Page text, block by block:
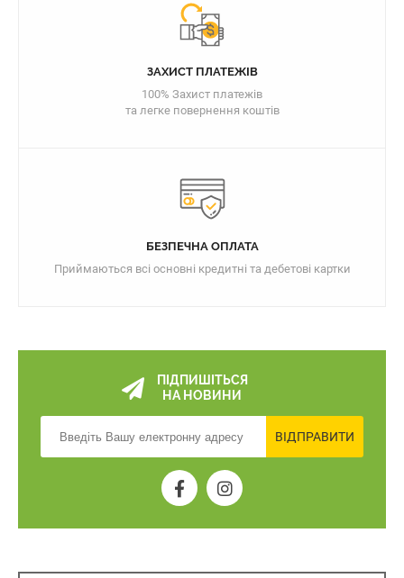
ЗАХИСТ ПЛАТЕЖІВ
100% Захист платежів
та легке повернення коштів
БЕЗПЕЧНА ОПЛАТА
Приймаються всі основні кредитні та дебетові картки
ПІДПИШІТЬСЯ
НА НОВИНИ
ВІДПРАВИТИ